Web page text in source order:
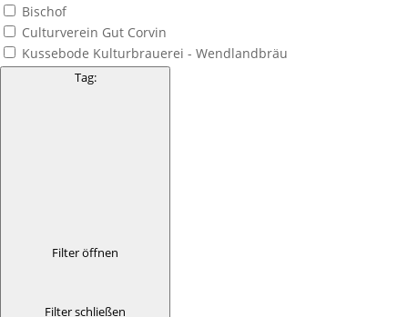
Bischof
Culturverein Gut Corvin
Kussebode Kulturbrauerei - Wendlandbräu
Tag:
Filter öffnen
Filter schließen